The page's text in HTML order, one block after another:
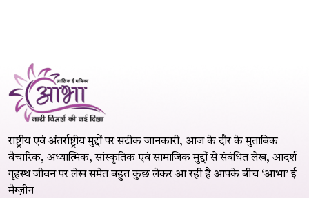
राष्ट्रीय एवं अंतर्राष्ट्रीय मुद्दों पर सटीक जानकारी, आज के दौर के मुताबिक
वैचारिक, अध्यात्मिक, सांस्कृतिक एवं सामाजिक मुद्दों से संबंधित लेख, आदर्श
गृहस्थ जीवन पर लेख समेत बहुत कुछ लेकर आ रही है आपके बीच ‘आभा’ ई
मैग्ज़ीन